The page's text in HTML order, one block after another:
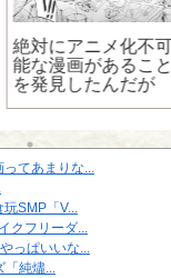
絶対にアニメ化不可
能な漫画があること
を発見したんだが
てあまりな...
玩SMP「V...
クフリーダ...
っぱいいな...
「純燼...